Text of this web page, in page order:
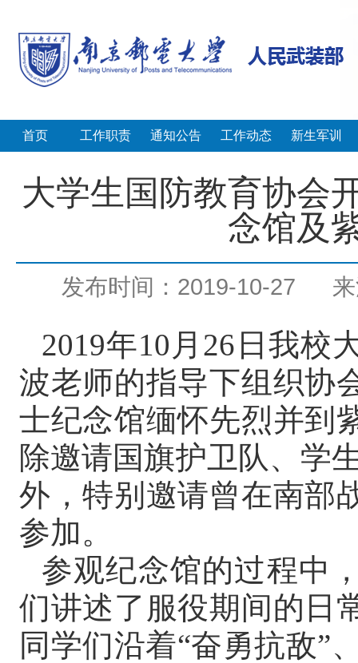
首页 工作职责 通知公告 工作动态 新生军训
大学生国防教育协会
念馆及
发布时间：2019-10-27
2019年10 月 26 日我校
波老师的指导下组织协
士纪念馆缅怀先烈并到
除邀请国旗护卫队、学
外，特别邀请曾在南部
参加。
参观纪念馆的过程中
们讲述了服役期间的日
同学们沿着“奋勇抗敌”